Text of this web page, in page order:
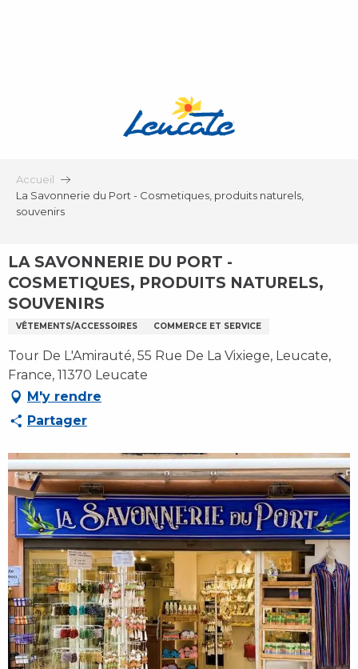
Accueil
La Savonnerie du Port - Cosmetiques, produits naturels,
souvenirs
LA SAVONNERIE DU PORT -
COSMETIQUES, PRODUITS NATURELS,
SOUVENIRS
VÊTEMENTS/ACCESSOIRES COMMERCE ET SERVICE
Tour De L'Amirauté, 55 Rue De La Vixiege, Leucate,
France, 11370 Leucate
M'y rendre
Partager